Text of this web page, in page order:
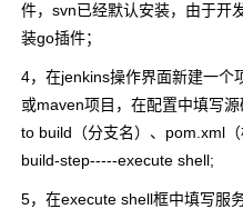
件，svn已经默认安装，由于开
装go插件；
4，在jenkins操作界面新建一个
或maven项目，在配置中填写
to build（分支名）、pom.xml
build-step-----execute shell;
5，在execute shell框中填写服